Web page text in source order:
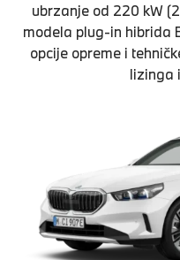
ubrzanje od 220 kW
modela plug-in hibrida
opcije opreme i
lizinga